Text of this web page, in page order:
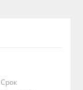
Срок